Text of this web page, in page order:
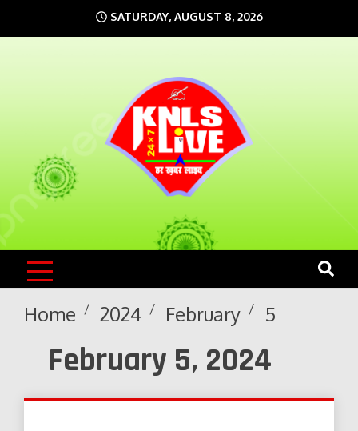
to
SATURDAY, AUGUST 8, 2026
KNLS LIVE
India`s No.1 News Portal
Home 2024 February 5
February 5, 2024